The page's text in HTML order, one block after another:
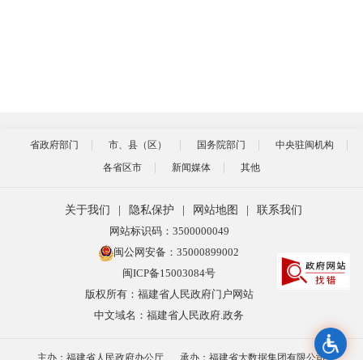
省政府部门 市、县（区） 国务院部门
中央驻闽机构
各省区市
新闻媒体 其他
关于我们 隐私保护 网站地图
联系我们
网站标识码：3500000049
闽公网安备：35000899002
闽ICP备15003084号
版权所有：福建省人民政府门户网站
中文域名：福建省人民政府.政务
主办：福建省人民政府办公厅 承办：福建省大数据集团有限公司